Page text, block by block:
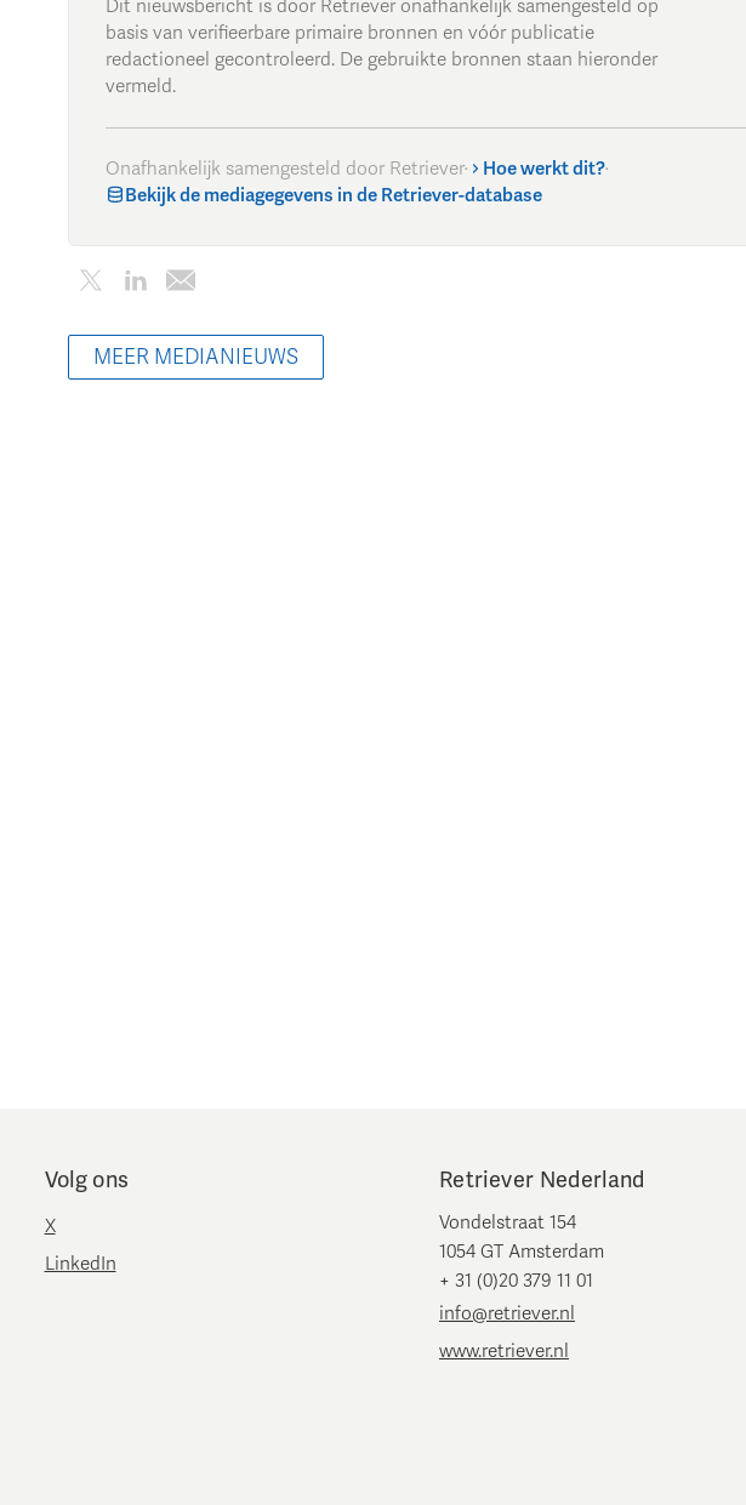
Dit nieuwsbericht is door Retriever onafhankelijk samengesteld op
basis van verifieerbare primaire bronnen en vóór publicatie
redactioneel gecontroleerd. De gebruikte bronnen staan hieronder
vermeld.
Onafhankelijk samengesteld door Retriever· Hoe werkt dit?·
Bekijk de mediagegevens in de Retriever-database
MEER MEDIANIEUWS
Volg ons
X
LinkedIn
Retriever Nederland
Vondelstraat 154
1054 GT Amsterdam
+ 31 (0)20 379 11 01
info@retriever.nl
www.retriever.nl